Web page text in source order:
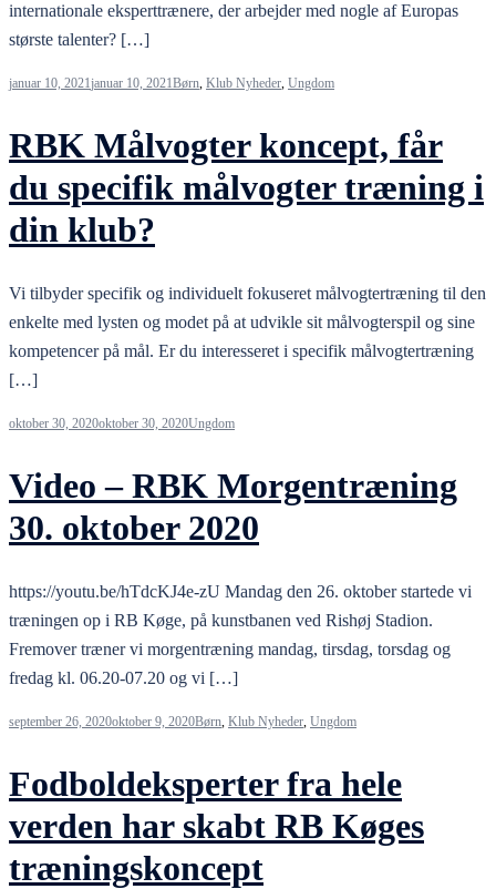
internationale eksperttrænere, der arbejder med nogle af Europas
største talenter? […]
januar 10, 2021januar 10, 2021Børn, Klub Nyheder, Ungdom
RBK Målvogter koncept, får
du specifik målvogter træning i
din klub?
Vi tilbyder specifik og individuelt fokuseret målvogtertræning til den
enkelte med lysten og modet på at udvikle sit målvogterspil og sine
kompetencer på mål. Er du interesseret i specifik målvogtertræning
[…]
oktober 30, 2020oktober 30, 2020Ungdom
Video – RBK Morgentræning
30. oktober 2020
https://youtu.be/hTdcKJ4e-zU Mandag den 26. oktober startede vi
træningen op i RB Køge, på kunstbanen ved Rishøj Stadion.
Fremover træner vi morgentræning mandag, tirsdag, torsdag og
fredag kl. 06.20-07.20 og vi […]
september 26, 2020oktober 9, 2020Børn, Klub Nyheder, Ungdom
Fodboldeksperter fra hele
verden har skabt RB Køges
træningskoncept